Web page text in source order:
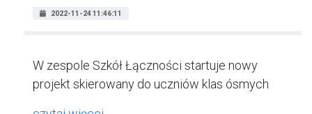
2022-11-24 11:46:11
W zespole Szkół Łączności startuje nowy
projekt skierowany do uczniów klas ósmych